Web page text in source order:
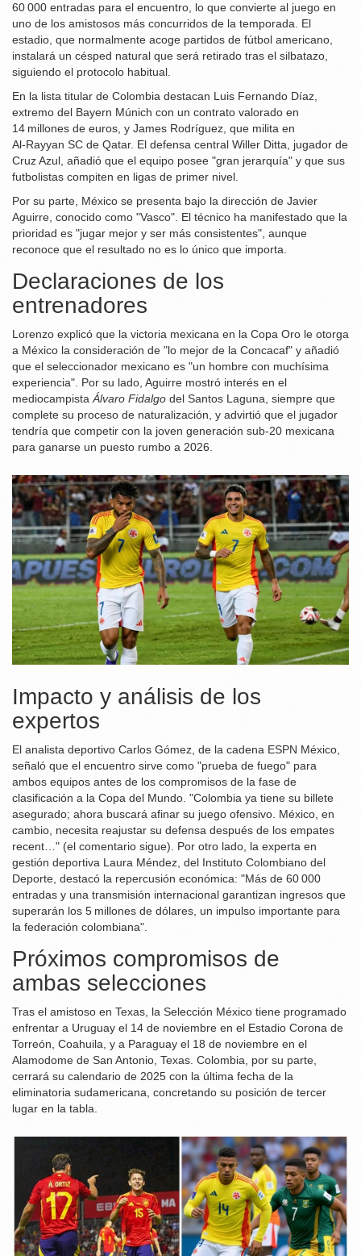
60 000 entradas para el encuentro, lo que convierte al juego en
uno de los amistosos más concurridos de la temporada. El
estadio, que normalmente acoge partidos de fútbol americano,
instalará un césped natural que será retirado tras el silbatazo,
siguiendo el protocolo habitual.
En la lista titular de Colombia destacan Luis Fernando Díaz
extremo del Bayern Múnich con un contrato valorado en
14 millones de euros, y James Rodríguez , que milita en
Al‑Rayyan SC de Qatar. El defensa central Willer Ditta , jugador de
Cruz Azul, añadió que el equipo posee "gran jerarquía" y que sus
futbolistas compiten en ligas de primer nivel.
Por su parte, México se presenta bajo la dirección de Javier
Aguirre , conocido como "Vasco". El técnico ha manifestado que la
prioridad es "jugar mejor y ser más consistentes", aunque
reconoce que el resultado no es lo único que importa.
Declaraciones de los
entrenadores
Lorenzo explicó que la victoria mexicana en la Copa Oro le otorga
a México la consideración de "lo mejor de la Concacaf" y añadió
que el seleccionador mexicano es "un hombre con muchísima
experiencia". Por su lado, Aguirre mostró interés en el
mediocampista Álvaro Fidalgo del Santos Laguna, siempre que
complete su proceso de naturalización, y advirtió que el jugador
tendría que competir con la joven generación sub‑20 mexicana
para ganarse un puesto rumbo a 2026.
Impacto y análisis de los
expertos
El analista deportivo Carlos Gómez, de la cadena ESPN México,
señaló que el encuentro sirve como "prueba de fuego" para
ambos equipos antes de los compromisos de la fase de
clasificación a la Copa del Mundo. "Colombia ya tiene su billete
asegurado; ahora buscará afinar su juego ofensivo. México, en
cambio, necesita reajustar su defensa después de los empates
recent…" (el comentario sigue). Por otro lado, la experta en
gestión deportiva Laura Méndez, del Instituto Colombiano del
Deporte, destacó la repercusión económica: "Más de 60 000
entradas y una transmisión internacional garantizan ingresos que
superarán los 5 millones de dólares, un impulso importante para
la federación colombiana".
Próximos compromisos de
ambas selecciones
Tras el amistoso en Texas, la Selección México tiene programado
enfrentar a Uruguay el 14 de noviembre en el Estadio Corona de
Torreón, Coahuila, y a Paraguay el 18 de noviembre en el
Alamodome de San Antonio, Texas. Colombia, por su parte,
cerrará su calendario de 2025 con la última fecha de la
eliminatoria sudamericana, concretando su posición de tercer
lugar en la tabla.